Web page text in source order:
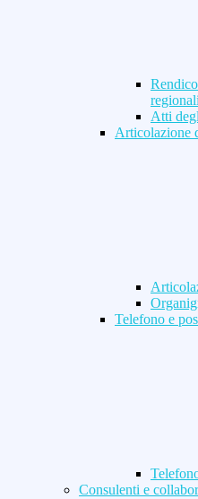
Atti
Articolazione
Telefono e
Consulenti e